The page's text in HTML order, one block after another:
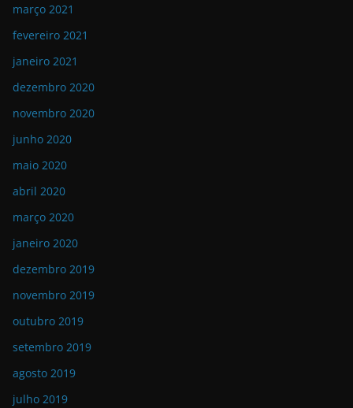
março 2021
fevereiro 2021
janeiro 2021
dezembro 2020
novembro 2020
junho 2020
maio 2020
abril 2020
março 2020
janeiro 2020
dezembro 2019
novembro 2019
outubro 2019
setembro 2019
agosto 2019
julho 2019